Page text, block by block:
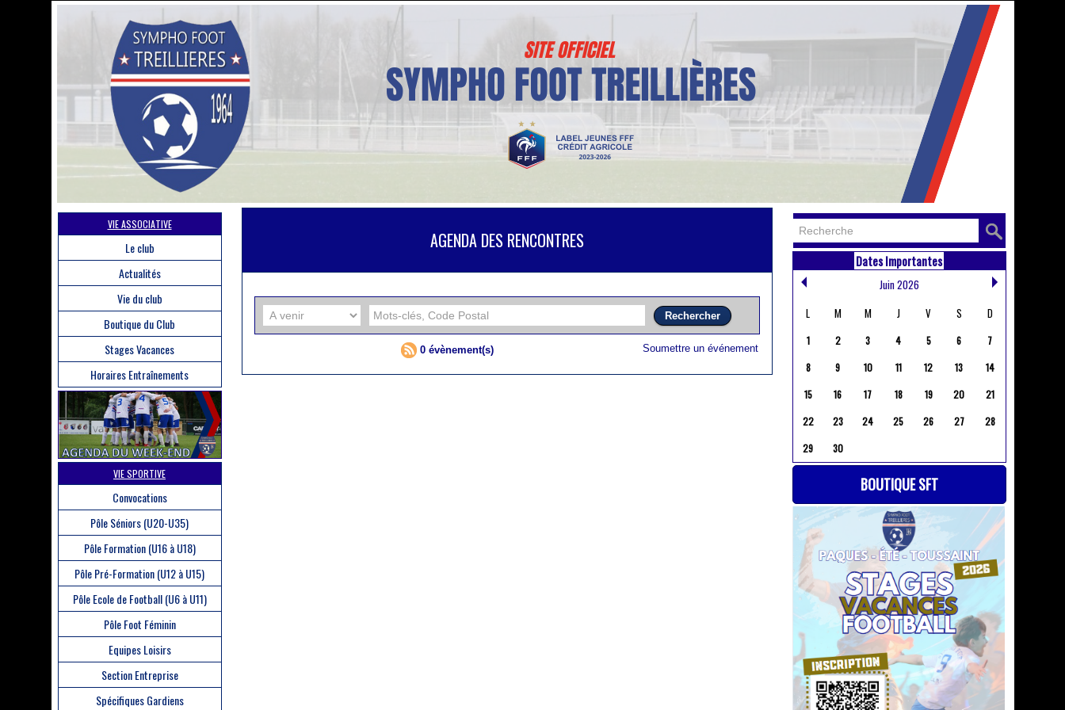
VIE ASSOCIATIVE
Le club
Actualités
Vie du club
Boutique du Club
Stages Vacances
Horaires Entraînements
VIE SPORTIVE
Convocations
Pôle Séniors (U20-U35)
Pôle Formation (U16 à U18)
Pôle Pré-Formation (U12 à U15)
Pôle Ecole de Football (U6 à U11)
Pôle Foot Féminin
Equipes Loisirs
Section Entreprise
Spécifiques Gardiens
AGENDA DES RENCONTRES
0 évènement(s) Soumettre un événement
Dates Importantes
Juin 2026
L
M M J V S D
1 2 3 4 5 6
7
8
9 10 11 12 13
14
15
16 17 18 19 20
21
22
23 24 25 26 27
28
29
30
BOUTIQUE SFT